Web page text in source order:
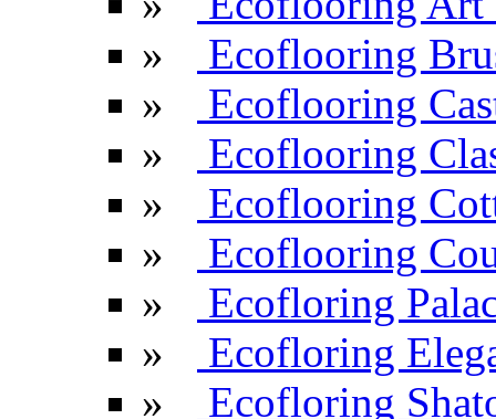
»
Ecoflooring
»
Ecoflooring
»
Ecoflooring
»
Ecoflooring
»
Ecoflooring
»
Ecofloring
»
Ecofloring
»
Ecofloring